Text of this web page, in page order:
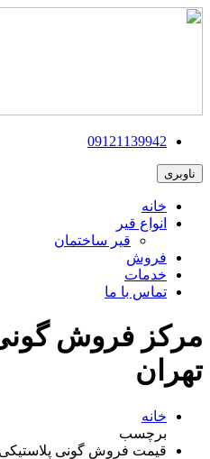
09121139942
ناوبری
خانه
انواع قیر
قیر ساختمان
فروش
خدمات
تماس با ما
مرکز فروش
تهران
خانه
برچسب
قیمت فروش گونی پلاستیکی